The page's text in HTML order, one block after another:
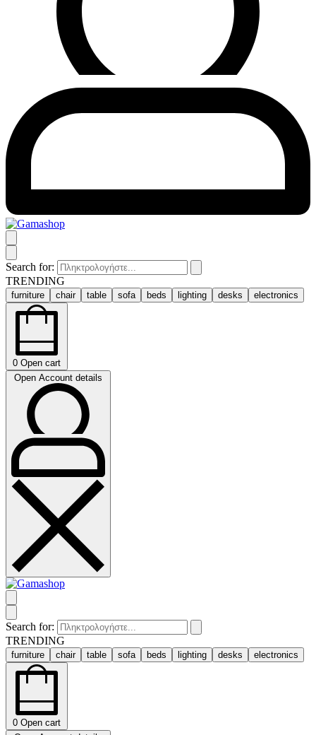
Search for:
TRENDING
furniture chair table sofa beds lighting desks electronics
0 Open cart
Open Account details
Search for:
TRENDING
furniture chair table sofa beds lighting desks electronics
0 Open cart